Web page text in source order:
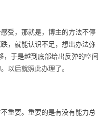
受，那就是，博主的方法不停
，就能认识不足，想出办法弥
，于是越到底部给出反弹的空间
以后就照此办理了。
重要。重要的是有没有能力总